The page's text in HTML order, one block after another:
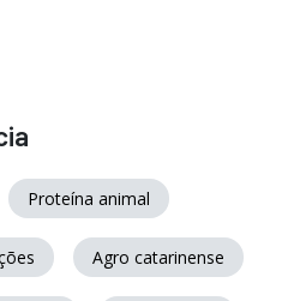
Proteína animal
Agro catarinense